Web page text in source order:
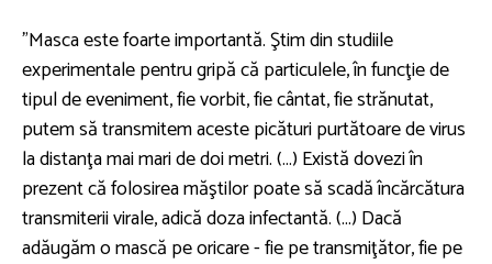
"Masca este foarte importantă. Ştim din studiile
experimentale pentru gripă că particulele, în funcţie de
tipul de eveniment, fie vorbit, fie cântat, fie strănutat,
putem să transmitem aceste picături purtătoare de virus
la distanţa mai mari de doi metri. (...) Există dovezi în
prezent că folosirea măştilor poate să scadă încărcătura
transmiterii virale, adică doza infectantă. (...) Dacă
adăugăm o mască pe oricare - fie pe transmiţător, fie pe